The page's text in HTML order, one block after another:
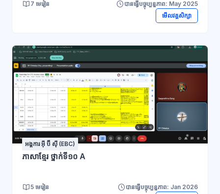
7 មេរៀន
បានធ្វើបច្ចុប្បន្នភាព: May 2025
មើលវគ្គសិក្សា
អង្គការ អ៊ី ប៊ី ស៊ី (EBC)
ភាសាខ្មែរ ថ្នាក់ទី១០ A
5 មេរៀន
បានធ្វើបច្ចុប្បន្នភាព: Jan 2026